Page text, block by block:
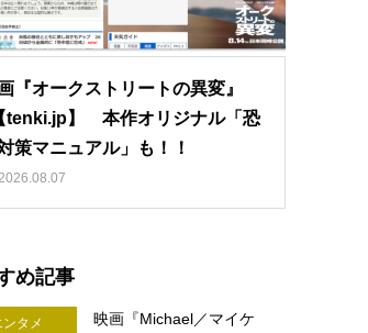
『オークストリートの異変』
tenki.jp】 本作オリジナル「恐
策マニュアル」も！！
め記事
ンタメ
映画『Michael／マイケ